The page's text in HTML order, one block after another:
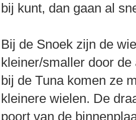
bij kunt, dan gaan al
Bij de Snoek zijn de
kleiner/smaller door
bij de Tuna komen ze
kleinere wielen. De
poort van de